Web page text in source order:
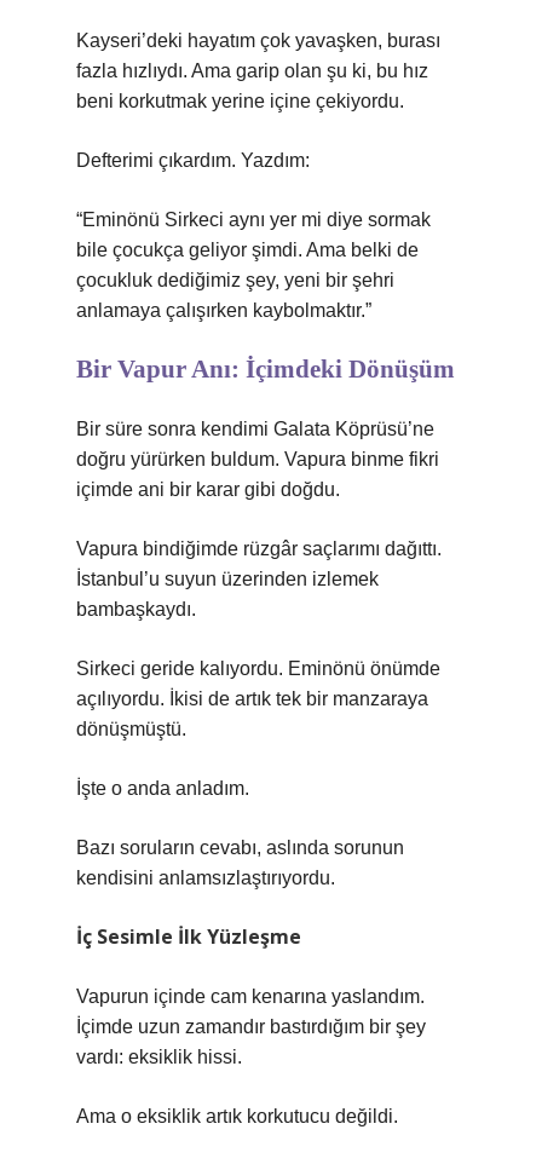
Kayseri’deki hayatım çok yavaşken, burası
fazla hızlıydı. Ama garip olan şu ki, bu hız
beni korkutmak yerine içine çekiyordu.
Defterimi çıkardım. Yazdım:
“Eminönü Sirkeci aynı yer mi diye sormak
bile çocukça geliyor şimdi. Ama belki de
çocukluk dediğimiz şey, yeni bir şehri
anlamaya çalışırken kaybolmaktır.”
Bir Vapur Anı: İçimdeki Dönüşüm
Bir süre sonra kendimi Galata Köprüsü’ne
doğru yürürken buldum. Vapura binme fikri
içimde ani bir karar gibi doğdu.
Vapura bindiğimde rüzgâr saçlarımı dağıttı.
İstanbul’u suyun üzerinden izlemek
bambaşkaydı.
Sirkeci geride kalıyordu. Eminönü önümde
açılıyordu. İkisi de artık tek bir manzaraya
dönüşmüştü.
İşte o anda anladım.
Bazı soruların cevabı, aslında sorunun
kendisini anlamsızlaştırıyordu.
İç Sesimle İlk Yüzleşme
Vapurun içinde cam kenarına yaslandım.
İçimde uzun zamandır bastırdığım bir şey
vardı: eksiklik hissi.
Ama o eksiklik artık korkutucu değildi.